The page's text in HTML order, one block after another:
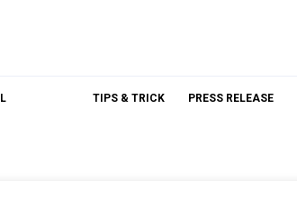
TIPS & TRICK PRESS RELEASE